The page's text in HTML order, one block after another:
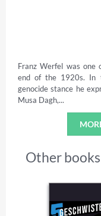
Franz Werfel was one
end of the 1920s. In
genocide stance he
Musa Dagh,...
Other